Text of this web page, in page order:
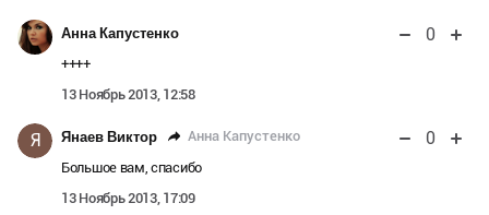
Анна Капустенко 0
++++
13 Ноябрь 2013, 12:58
Я Янаев Виктор Анна Капустенко 0
Большое вам, спасибо
13 Ноябрь 2013, 17:09